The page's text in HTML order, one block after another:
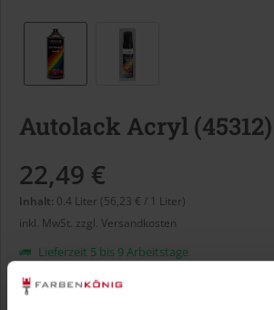
Autolack Acryl (45312)
22,49 €
Inhalt: 0.4 Liter (56,23 € / 1 Liter)
inkl. MwSt. zzgl. Versandkosten
Lieferzeit 5 bis 9 Arbeitstage
Liter: